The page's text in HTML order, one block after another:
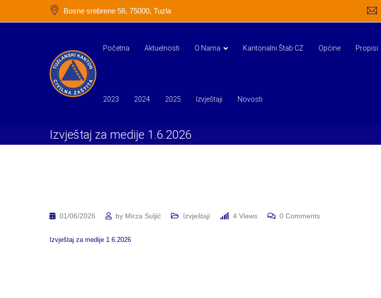
Bosne srebrene 56, 75000, Tuzla
Početna Aktuelnosti O Nama Kantonalni Štab CZ Općine Propisi
2023 2024 2025 Izvještaji Novosti
Izvještaj za medije 1.6.2026
01/06/2026 by Mirza Suljić Izvještaji 4 Views 0 Comments
Izvještaj za medije 1.6.2026